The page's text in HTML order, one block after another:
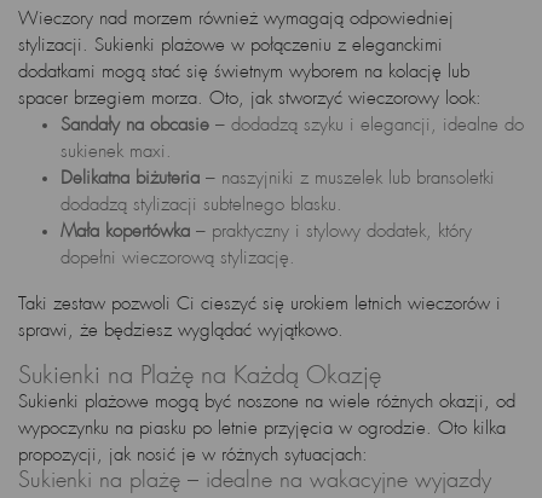
Wieczory nad morzem również wymagają odpowiedniej
stylizacji. Sukienki plażowe w połączeniu z eleganckimi
dodatkami mogą stać się świetnym wyborem na kolację lub
spacer brzegiem morza. Oto, jak stworzyć wieczorowy look:
Sandały na obcasie – dodadzą szyku i elegancji, idealne do
sukienek maxi.
Delikatna biżuteria – naszyjniki z muszelek lub bransoletki
dodadzą stylizacji subtelnego blasku.
Mała kopertówka – praktyczny i stylowy dodatek, który
dopełni wieczorową stylizację.
Taki zestaw pozwoli Ci cieszyć się urokiem letnich wieczorów i
sprawi, że będziesz wyglądać wyjątkowo.
Sukienki na Plażę na Każdą Okazję
Sukienki plażowe mogą być noszone na wiele różnych okazji, od
wypoczynku na piasku po letnie przyjęcia w ogrodzie. Oto kilka
propozycji, jak nosić je w różnych sytuacjach:
Sukienki na plażę – idealne na wakacyjne wyjazdy